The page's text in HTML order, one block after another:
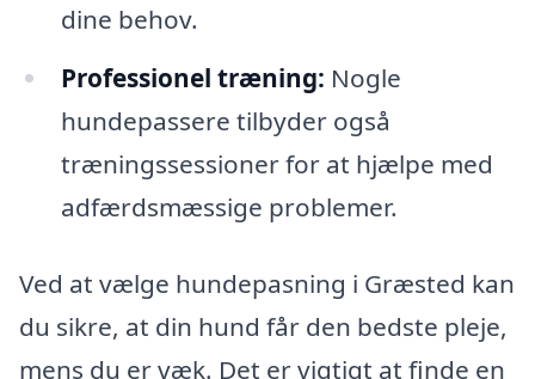
dine behov.
Professionel træning: Nogle
hundepassere tilbyder også
træningssessioner for at hjælpe med
adfærdsmæssige problemer.
Ved at vælge hundepasning i Græsted kan
du sikre, at din hund får den bedste pleje,
mens du er væk. Det er vigtigt at finde en